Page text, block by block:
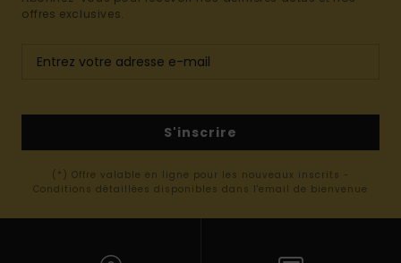
offres exclusives.
S'inscrire
(*) Offre valable en ligne pour les nouveaux inscrits -
Conditions détaillées disponibles dans l'email de bienvenue